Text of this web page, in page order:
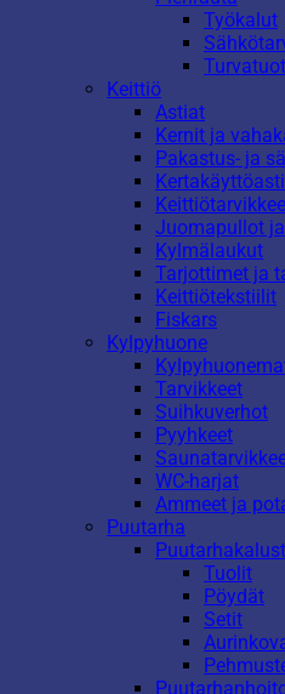
Työkalut
Keittiö
Astiat
Kernit ja
Pakastus- ja
Juomapullot
Kylmälaukut
Tarjottimet ja
Keittiötekstiilit
Fiskars
Kylpyhuone
Tarvikkeet
Suihkuverhot
Pyyhkeet
WC-harjat
Ammeet ja
Puutarha
Tuolit
Pöydät
Setit